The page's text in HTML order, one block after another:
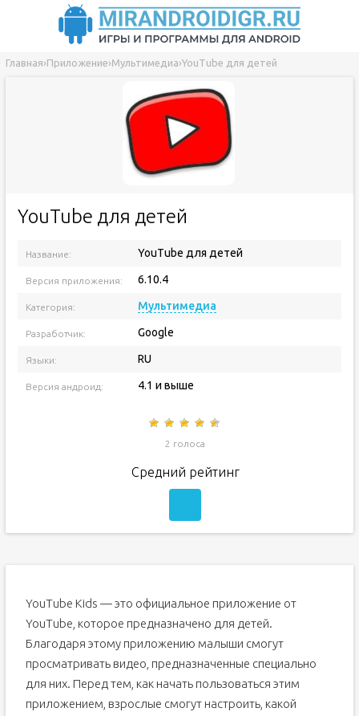
Главная›Приложение›Мультимедиа›YouTube для детей
YouTube для детей
Название: YouTube для детей
Версия приложения: 6.10.4
Категория: Мультимедиа
Разработчик: Google
Языки: RU
Версия андроид: 4.1 и выше
2 голоса
Средний рейтинг
YouTube Kids — это официальное приложение от
YouTube, которое предназначено для детей.
Благодаря этому приложению малыши смогут
просматривать видео, предназначенные специально
для них. Перед тем, как начать пользоваться этим
приложением, взрослые смогут настроить, какой